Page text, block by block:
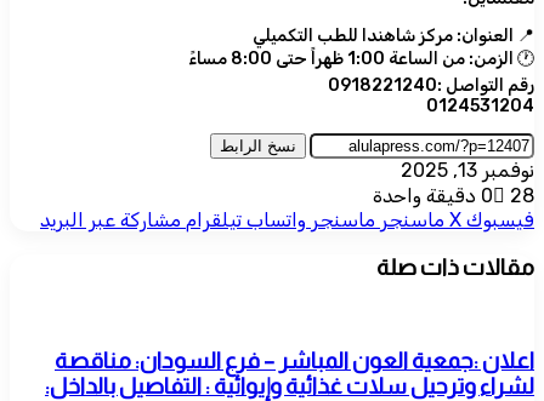
📍 العنوان: مركز شاهندا للطب التكميلي
🕐 الزمن: من الساعة 1:00 ظهراً حتى 8:00 مساءً
رقم التواصل :0918221240
0124531204
نسخ الرابط
نوفمبر 13, 2025
0
28
دقيقة واحدة
فيسبوك ‫X ماسنجر ماسنجر واتساب تيلقرام مشاركة عبر البريد
مقالات ذات صلة
اعلان :جمعية العون المباشر – فرع السودان: مناقصة
لشراء وترحيل سلات غذائية وإيوائية : التفاصيل بالداخل: